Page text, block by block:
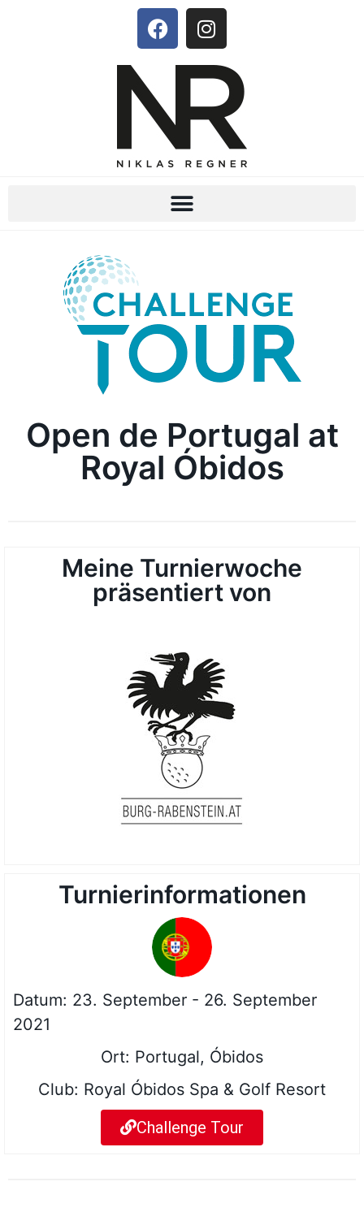
Open de Portugal at
Royal Óbidos
Meine Turnierwoche
präsentiert von
Turnierinformationen
Datum: 23. September - 26. September
2021
Ort: Portugal, Óbidos
Club: Royal Óbidos Spa & Golf Resort
Challenge Tour